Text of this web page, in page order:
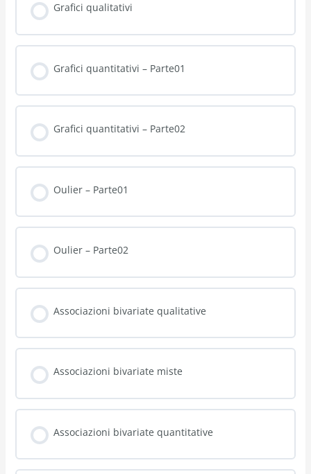
Grafici qualitativi
Grafici quantitativi – Parte01
Grafici quantitativi – Parte02
Oulier – Parte01
Oulier – Parte02
Associazioni bivariate qualitative
Associazioni bivariate miste
Associazioni bivariate quantitative